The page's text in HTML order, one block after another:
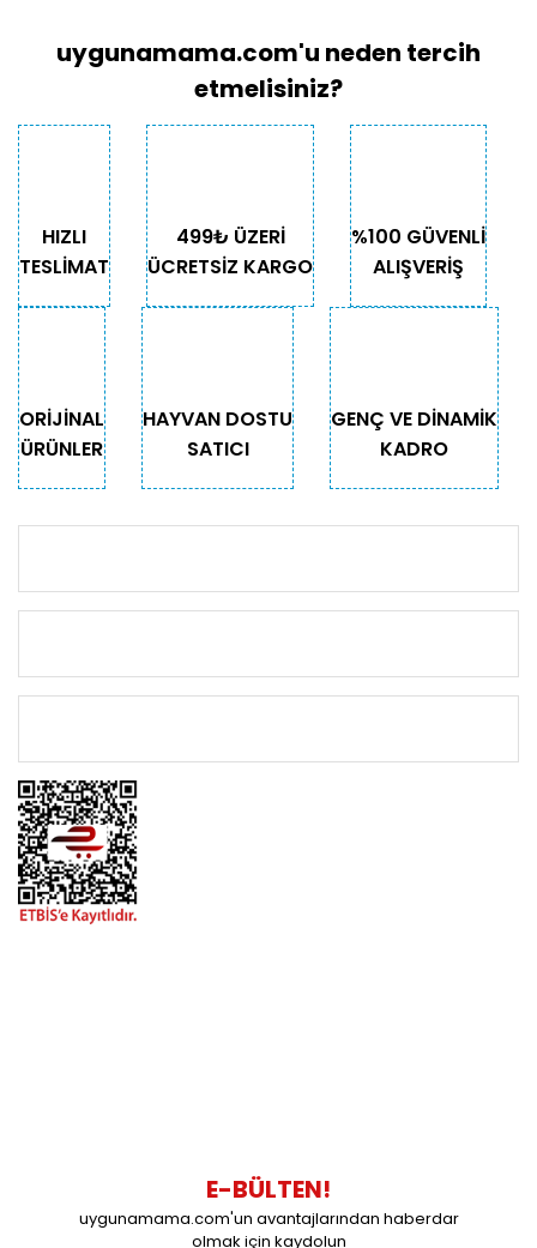
uygunamama.com'u neden tercih
etmelisiniz?
HIZLI
TESLİMAT
499₺ ÜZERİ
ÜCRETSİZ KARGO
%100 GÜVENLİ
ALIŞVERİŞ
ORİJİNAL
ÜRÜNLER
HAYVAN DOSTU
SATICI
GENÇ VE DİNAMİK
KADRO
E-BÜLTEN!
uygunamama.com'un avantajlarından haberdar
olmak için kaydolun